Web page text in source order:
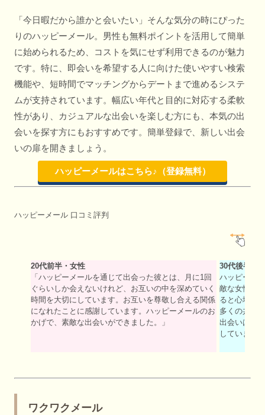
「今日暇だから誰かと会いたい」そんな気分の時にぴった
りのハッピーメール。男性も無料ポイントを活用して簡単
に始められるため、コストを気にせず利用できるのが魅力
です。特に、即会いを希望する人に向けた使いやすい検索
機能や、短時間でマッチングからデートまで進めるシステ
ムが支持されています。幅広い年代と目的に対応する柔軟
性があり、カジュアルな出会いを楽しむ方にも、本気の出
会いを探す方にもおすすめです。簡単登録で、新しい出会
いの扉を開きましょう。
ハッピーメールはこちら♪（登録無料）
ハッピーメール 口コミ評判
20代前半・女性
「ハッピーメールを通じて出会った彼とは、月に1回
ぐらいしか会えないけれど、お互いの中を深めていく
時間を大切にしています。お互いを尊敬し合える関係
になれたことに感謝しています。ハッピーメールのお
かげで、素敵な出会いができました。」
30代後半・
ハッピーメ
敵な女性が
ると心地よ
多くの共通
出会いは本
しています。
ワクワクメール